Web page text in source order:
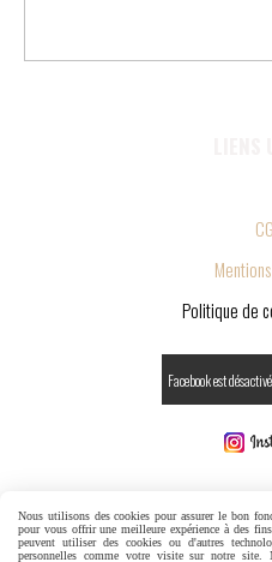
Politique de
Facebook est
Nous utilisons des cookies pour assurer le bon
pour vous offrir une meilleure expérience à des
peuvent utiliser des cookies ou d'autres
personnelles comme votre visite sur notre site.